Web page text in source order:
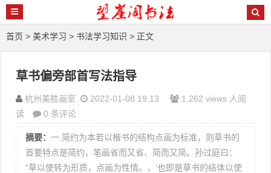
首页 > 美术学习 > 书法学习知识 > 正文
草书偏旁部首写法指导
杭州美胜画室 2022-01-08 19:13
1,262 views 人阅
读
0 条评论
摘要： 一.简约为本若以楷书的结构点画为标准，则草书的
首要特点是简约，笔画省而又省、简而又简。孙过庭曰：
“草以使转为形质，点画为性情。，’也即是草书的结体以使